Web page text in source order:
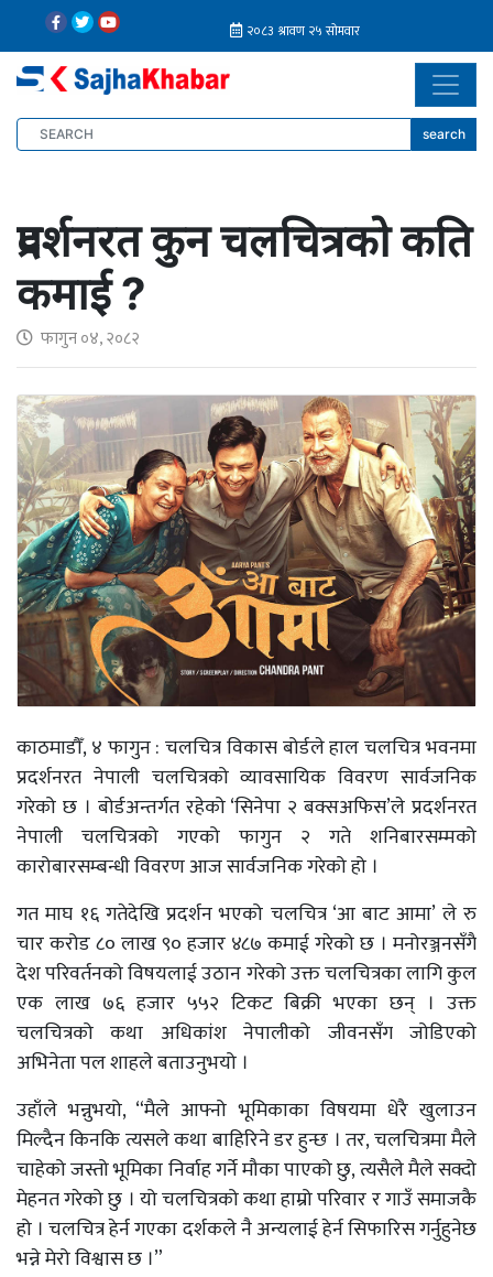
search
प्रदर्शनरत कुन चलचित्रको कति
कमाई ?
फागुन ०४, २०८२
काठमाडौँ, ४ फागुन : चलचित्र विकास बोर्डले हाल चलचित्र भवनमा
प्रदर्शनरत नेपाली चलचित्रको व्यावसायिक विवरण सार्वजनिक
गरेको छ । बोर्डअन्तर्गत रहेको ‘सिनेपा २ बक्सअफिस’ले प्रदर्शनरत
नेपाली चलचित्रको गएको फागुन २ गते शनिबारसम्मको
कारोबारसम्बन्धी विवरण आज सार्वजनिक गरेको हो ।
गत माघ १६ गतेदेखि प्रदर्शन भएको चलचित्र ‘आ बाट आमा’ ले रु
चार करोड ८० लाख ९० हजार ४८७ कमाई गरेको छ । मनोरञ्जनसँगै
देश परिवर्तनको विषयलाई उठान गरेको उक्त चलचित्रका लागि कुल
एक लाख ७६ हजार ५५२ टिकट बिक्री भएका छन् । उक्त
चलचित्रको कथा अधिकांश नेपालीको जीवनसँग जोडिएको
अभिनेता पल शाहले बताउनुभयो ।
उहाँले भन्नुभयो, “मैले आफ्नो भूमिकाका विषयमा धेरै खुलाउन
मिल्दैन किनकि त्यसले कथा बाहिरिने डर हुन्छ । तर, चलचित्रमा मैले
चाहेको जस्तो भूमिका निर्वाह गर्ने मौका पाएको छु, त्यसैले मैले सक्दो
मेहनत गरेको छु । यो चलचित्रको कथा हाम्रो परिवार र गाउँ समाजकै
हो । चलचित्र हेर्न गएका दर्शकले नै अन्यलाई हेर्न सिफारिस गर्नुहुनेछ
भन्ने मेरो विश्वास छ ।”